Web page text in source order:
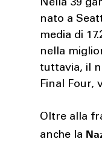
Nella 39
nato a
media di
nella
tuttavia, il
Final Four,
Oltre alla
anche la